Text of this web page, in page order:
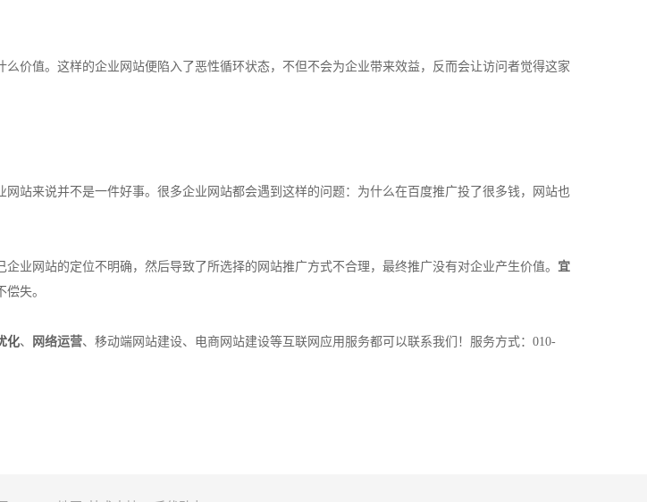
值。这样的企业网站便陷入了恶性循环状态，不但不会为企业带来效益，反而会让访问者觉得这家
来说并不是一件好事。很多企业网站都会遇到这样的问题：为什么在百度推广投了很多钱，网站也
网站的定位不明确，然后导致了所选择的网站推广方式不合理，最终推广没有对企业产生价值。 宜
失。
化、 网络运营、移动端网站建设、电商网站建设等互联网应用服务都可以联系我们！服务方式：010-